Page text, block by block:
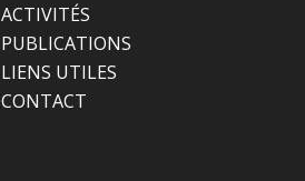
ACTIVITÉS
PUBLICATIONS
LIENS UTILES
CONTACT